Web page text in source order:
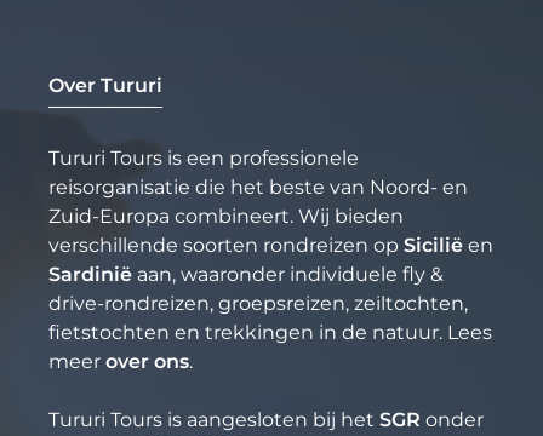
Over Tururi
Tururi Tours is een professionele
reisorganisatie die het beste van Noord- en
Zuid-Europa combineert. Wij bieden
verschillende soorten rondreizen op Sicilië en
Sardinië aan, waaronder individuele fly &
drive-rondreizen, groepsreizen, zeiltochten,
fietstochten en trekkingen in de natuur. Lees
meer over ons.
Tururi Tours is aangesloten bij het SGR onder